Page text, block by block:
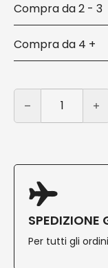
2 - 3
4 +
Dispenser
Alternative:
SPEDIZIONE
Per tutti gli